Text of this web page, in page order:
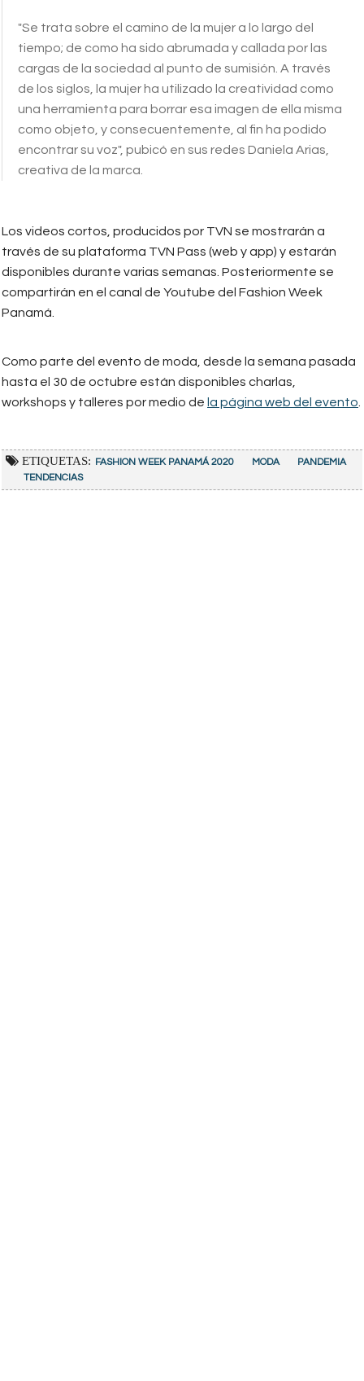
"Se trata sobre el camino de la mujer a lo largo del
tiempo; de como ha sido abrumada y callada por las
cargas de la sociedad al punto de sumisión. A través
de los siglos, la mujer ha utilizado la creatividad como
una herramienta para borrar esa imagen de ella misma
como objeto, y consecuentemente, al fin ha podido
encontrar su voz", pubicó en sus redes Daniela Arias,
creativa de la marca.
Los videos cortos, producidos por TVN se mostrarán a
través de su plataforma TVN Pass (web y app) y estarán
disponibles durante varias semanas. Posteriormente se
compartirán en el canal de Youtube del Fashion Week
Panamá.
Como parte del evento de moda, desde la semana pasada
hasta el 30 de octubre están disponibles charlas,
workshops y talleres por medio de la página web del evento
ETIQUETAS: FASHION WEEK PANAMÁ 2020 MODA
PANDEMIA
TENDENCIAS